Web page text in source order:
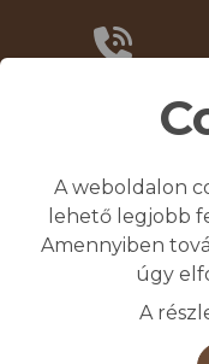
Kezdőlap
Összes termék
HIGIÉNIA,
A weboldalon
lehető legjobb
Amennyiben
úgy
A